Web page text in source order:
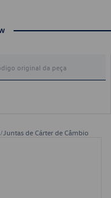
/ Juntas de Cárter de Câmbio